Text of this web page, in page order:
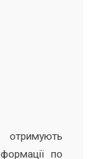
по